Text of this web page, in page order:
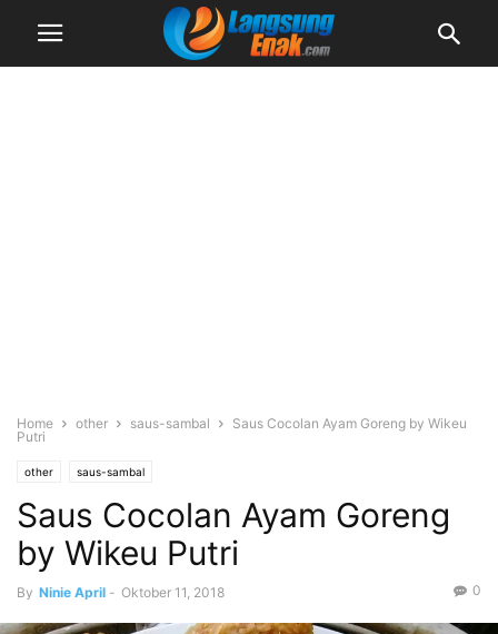
Home other saus-sambal
Saus Cocolan Ayam Goreng by Wikeu
Putri
other saus-sambal
Saus Cocolan Ayam Goreng
by Wikeu Putri
By Ninie April - Oktober 11, 2018 0